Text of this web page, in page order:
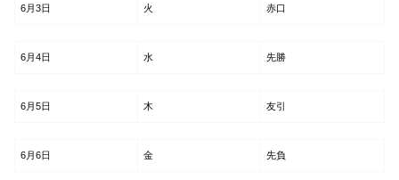
6月3日 火 赤口
6月4日 水 先勝
6月5日 木 友引
6月6日 金 先負